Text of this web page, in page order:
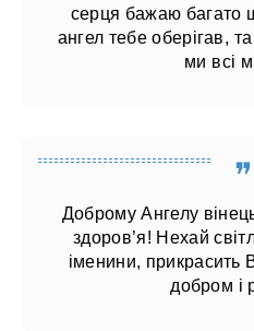
серця бажаю багато
ангел тебе оберігав,
ми всі
Доброму Ангелу
здоров’я! Нехай
іменини,
добром і